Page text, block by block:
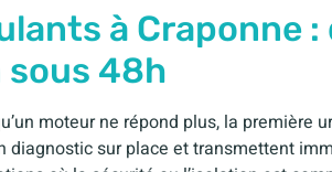
à Craponne
48h
moteur ne répond plus, la première
diagnostic sur place et transmettent